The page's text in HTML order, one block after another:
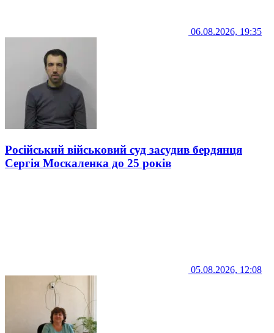
06.08.2026, 19:35
Російський військовий суд засудив бердянця
Сергія Москаленка до 25 років
05.08.2026, 12:08